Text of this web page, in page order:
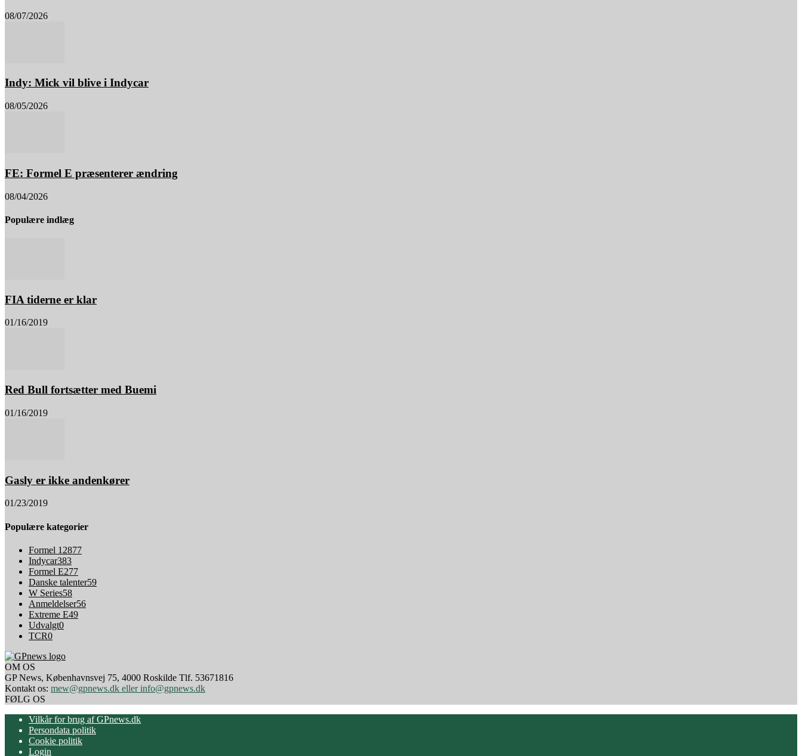
08/07/2026
Indy: Mick vil blive i Indycar
08/05/2026
FE: Formel E præsenterer ændring
08/04/2026
Populære indlæg
FIA tiderne er klar
01/16/2019
Red Bull fortsætter med Buemi
01/16/2019
Gasly er ikke andenkører
01/23/2019
Populære kategorier
Formel 1 2877
Indycar383
Formel E277
Danske talenter59
W Series58
Anmeldelser56
Extreme E49
Udvalgt0
TCR0
OM OS
GP News, Københavnsvej 75, 4000 Roskilde Tlf. 53671816
Kontakt os: mew@gpnews.dk eller info@gpnews.dk
FØLG OS
Vilkår for brug af GPnews.dk
Persondata politik
Cookie politik
Login